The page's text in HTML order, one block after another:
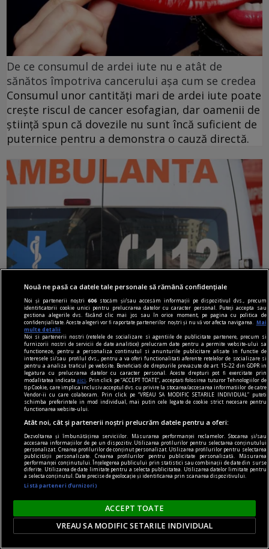
De ce consumul de ardei iute nu e atât de
sănătos împotriva cancerului așa cum se credea
Consumul unor cantități mari de ardei iute poate
crește riscul de cancer esofagian, dar oamenii de
știință spun că dovezile nu sunt încă suficient de
puternice pentru a demonstra o cauză directă.
Arafat după ce o ambulanță a fost atacată cu
topoare și pietre în Cluj, pe motiv că „fură copii”:
„O minciună distribuită pe telefon a ajuns să
însemne un salvator în sala de operație”
Departamentul pentru Situații de Urgență (DSU)
avertizează asupra consecințelor grave ale
dezinformării, după ce un echipaj al Ambulanței
Cluj a fost atacat în timp ce transporta un
pacient la spital, în județul Cluj.
Nouă ne pasă ca datele tale personale să rămână confidențiale
Noi și partenerii noștri606 stocăm și/sau accesăm informații pe dispozitivul dvs., precum
identificatorii cookie unici pentru prelucrarea datelor cu caracter personal. Puteți accepta sau
gestiona alegerile dvs. făcând clic mai jos sau în orice moment, pe pagina cu politica de
confidențialitate. Aceste alegeri vor fi raportate partenerilor noștri și nu vă vor afecta navigarea.
Mai
multe detalii
Noi si partenerii nostri (retelele de socializare si agentiile de publicitate partenere, precum si
furnizorii nostri de servicii de date analitice) prelucram date pentru a permite website-ului sa
functioneze, pentru a personaliza continutul si anunturile publicitare afisate in functie de
interesele si/sau profilul dvs., pentru a va oferi functionalitati aferente retelelor de socializare si
pentru a analiza traficul pe website. Beneficiati de drepturile prevazute de art. 15-22 din GDPR in
legatura cu prelucrarea datelor cu caracter personal. Aceste drepturi pot fi exercitate prin
modalitatea indicataaici
. Prin click pe “ACCEPT TOATE”, acceptati folosirea tuturor Tehnologiilor de
tip Cookie, care implica inclusiv acceptul dvs. cu privire la stocarea/accesarea informatiilor de catre
Vendor-ii cu care colaboram. Prin click pe “VREAU SA MODIFIC SETARILE INDIVIDUAL” puteti
schimba preferintele in mod individual, mai putin cele legate de cookie strict necesare pentru
functionarea website-ului.
Atât noi, cât și partenerii noștri prelucrăm datele pentru a oferi:
Dezvoltarea și îmbunătățirea serviciilor. Măsurarea performanței reclamelor. Stocarea și/sau
accesarea informațiilor de pe un dispozitiv. Utilizarea profilurilor pentru selectarea conținutului
personalizat. Crearea profilurilor de conținut personalizat. Utilizarea profilurilor pentru selectarea
publicității personalizate. Crearea profilurilor pentru publicitate personalizată. Măsurarea
performanței conținutului. Înțelegerea publicului prin statistici sau combinații de date din surse
diferite. Utilizarea de date limitate pentru a selecta publicitatea. Utilizarea datelor limitate pentru
a selecta conținutul. Date precise de geolocație și identificarea prin scanarea dispozitivului.
Listă parteneri (furnizori)
ACCEPT TOATE
VREAU SA MODIFIC SETARILE INDIVIDUAL